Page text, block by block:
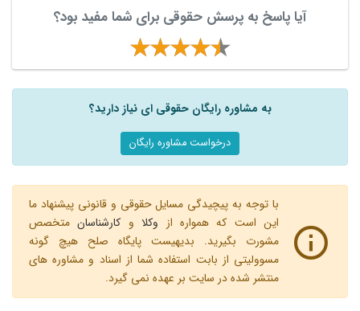
آیا پاسخ به پرسش حقوقی برای شما مفید بود؟
به مشاوره رایگان حقوقی ای نیاز دارید؟
درخواست مشاوره رایگان
با توجه به پیچیدگی مسایل حقوقی و قانونی پیشنهاد ما
این است که همواره از وکلاو کارشناسانمتخصص
مشورت بگیرید. بدیهیست پایگاه صلح هیچ گونه
مسوولیتی از بابت استفاده شما از اسناد و مشاوره های
منتشر شده در سایت بر عهده نمی گیرد.